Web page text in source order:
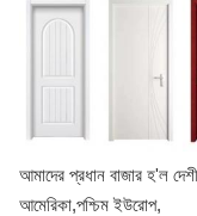
আমাদের প্রধান বাজার হ'ল
আমেরিকা,পশ্চিম ইউরোপ,